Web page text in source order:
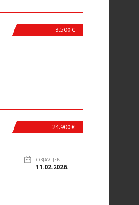
3.500 €
24.900 €
OBJAVLJEN
11.02.2026.